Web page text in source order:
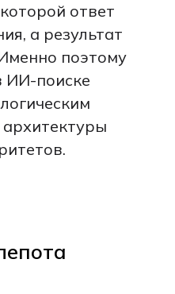
ответ
а результат
поэтому
ИИ-поиске